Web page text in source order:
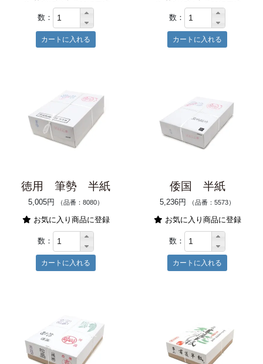
数： 数：
徳用 筆勢 半紙
5,005円 （品番：8080）
お気に入り商品に登録
数：
倭国 半紙
5,236円 （品番：5573）
お気に入り商品に登録
数：